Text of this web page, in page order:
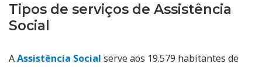
Tipos de serviços de Assistência
Social
AAssistência Social serve aos 19.579 habitantes de